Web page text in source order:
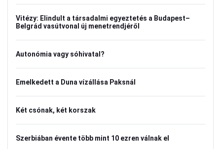
Vitézy: Elindult a társadalmi egyeztetés a Budapest–
Belgrád vasútvonal új menetrendjéről
Autonómia vagy sóhivatal?
Emelkedett a Duna vízállása Paksnál
Két csónak, két korszak
Szerbiában évente több mint 10 ezren válnak el